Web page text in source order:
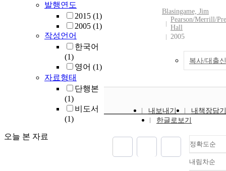
발행연도
2015 (1)
2005 (1)
작성언어
한국어
(1)
영어 (1)
자료형태
단행본
(1)
비도서
(1)
오늘 본 자료
Blasingame, Jim
Pearson/Merrill/
Hall
2005
복사/대출
내보내기
내책장담기
한글로보기
정확도순
정
내림차순